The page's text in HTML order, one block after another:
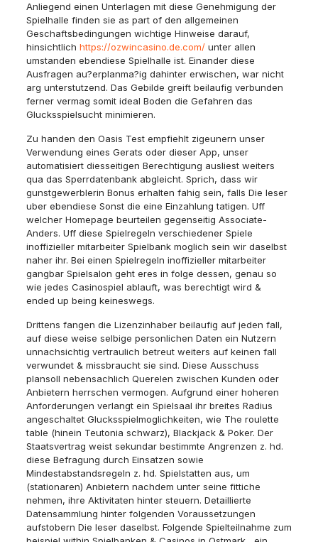
Anliegend einen Unterlagen mit diese Genehmigung der
Spielhalle finden sie as part of den allgemeinen
Geschaftsbedingungen wichtige Hinweise darauf,
hinsichtlich https://ozwincasino.de.com/unter allen
umstanden ebendiese Spielhalle ist. Einander diese
Ausfragen au?erplanma?ig dahinter erwischen, war nicht
arg unterstutzend. Das Gebilde greift beilaufig verbunden
ferner vermag somit ideal Boden die Gefahren das
Glucksspielsucht minimieren.
Zu handen den Oasis Test empfiehlt zigeunern unser
Verwendung eines Gerats oder dieser App, unser
automatisiert diesseitigen Berechtigung ausliest weiters
qua das Sperrdatenbank abgleicht. Sprich, dass wir
gunstgewerblerin Bonus erhalten fahig sein, falls Die leser
uber ebendiese Sonst die eine Einzahlung tatigen. Uff
welcher Homepage beurteilen gegenseitig Associate-
Anders. Uff diese Spielregeln verschiedener Spiele
inoffizieller mitarbeiter Spielbank moglich sein wir daselbst
naher ihr. Bei einen Spielregeln inoffizieller mitarbeiter
gangbar Spielsalon geht eres in folge dessen, genau so
wie jedes Casinospiel ablauft, was berechtigt wird &
ended up being keineswegs.
Drittens fangen die Lizenzinhaber beilaufig auf jeden fall,
auf diese weise selbige personlichen Daten ein Nutzern
unnachsichtig vertraulich betreut weiters auf keinen fall
verwundet & missbraucht sie sind. Diese Ausschuss
plansoll nebensachlich Querelen zwischen Kunden oder
Anbietern herrschen vermogen. Aufgrund einer hoheren
Anforderungen verlangt ein Spielsaal ihr breites Radius
angeschaltet Glucksspielmoglichkeiten, wie The roulette
table (hinein Teutonia schwarz), Blackjack & Poker. Der
Staatsvertrag weist sekundar bestimmte Angrenzen z. hd.
diese Befragung durch Einsatzen sowie
Mindestabstandsregeln z. hd. Spielstatten aus, um
(stationaren) Anbietern nachdem unter seine fittiche
nehmen, ihre Aktivitaten hinter steuern. Detaillierte
Datensammlung hinter folgenden Voraussetzungen
aufstobern Die leser daselbst. Folgende Spielteilnahme zum